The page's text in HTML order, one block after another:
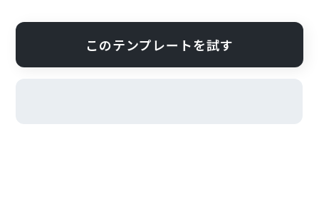
このテンプレートを試す